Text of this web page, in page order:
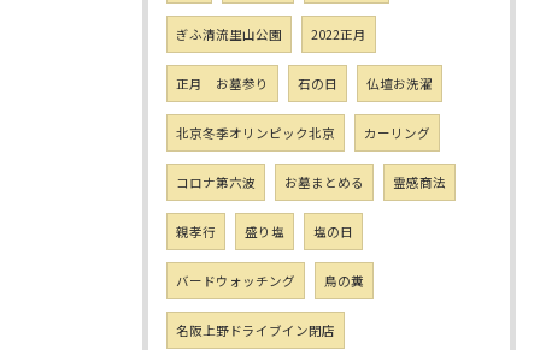
ぎふ清流里山公園 2022正月
正月 お墓参り 石の日 仏壇お洗濯
北京冬季オリンピック北京 カーリング
コロナ第六波 お墓まとめる 霊感商法
親孝行 盛り塩 塩の日
バードウォッチング 鳥の糞
名阪上野ドライブイン閉店